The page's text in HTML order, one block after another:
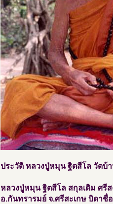
ประวัติ หลวงปู่หมุน ฐิตสีโล วัดบ้
หลวงปู่หมุน ฐิตสีโล สกุลเดิม ศรี
อ.กันทรารมย์ จ.ศรีสะเกษ บิดาชื่